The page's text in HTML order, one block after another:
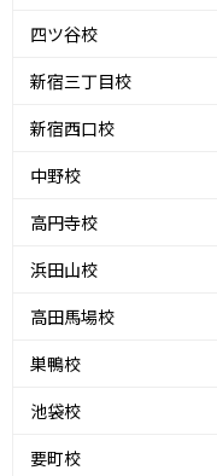
四ツ谷校
新宿三丁目校
新宿西口校
中野校
高円寺校
浜田山校
高田馬場校
巣鴨校
池袋校
要町校